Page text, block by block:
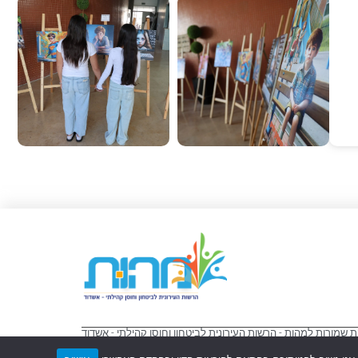
שמורות למהות - הרשות העירונית לביטחון וחוסן קהילתי - אשדוד